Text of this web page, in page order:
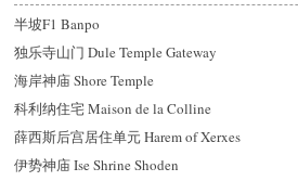
半坡F1 Banpo
独乐寺山门 Dule Temple Gateway
海岸神庙 Shore Temple
科利纳住宅 Maison de la Colline
薛西斯后宫居住单元 Harem of Xerxes
伊势神庙 Ise Shrine Shoden